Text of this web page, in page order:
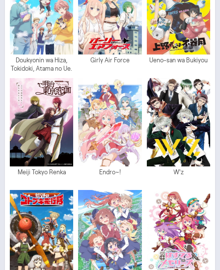
Doukyonin wa Hiza,
Tokidoki, Atama no Ue.
Girly Air Force Ueno-san wa Bukiyou
Meiji Tokyo Renka Endro~! W'z